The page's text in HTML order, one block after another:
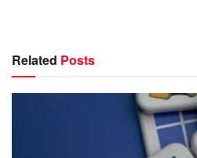
Related Posts